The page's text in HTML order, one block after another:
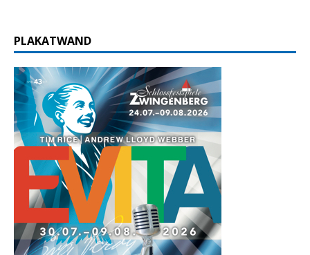
PLAKATWAND